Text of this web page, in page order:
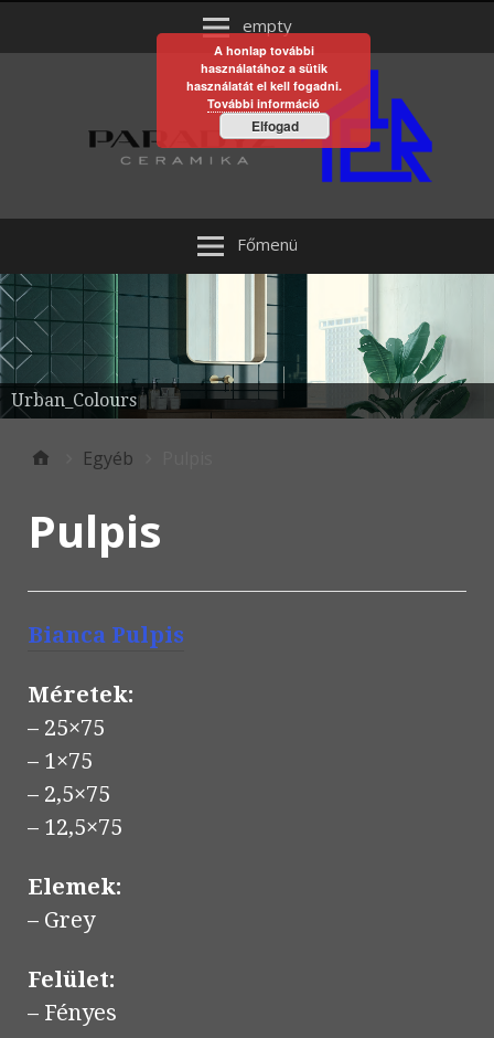
empty
Főmenü
Urban_Colours
Egyéb
Pulpis
Bianca Pulpis
Méretek:
– 25×75
– 1×75
– 2,5×75
– 12,5×75
Elemek:
– Grey
Felület:
– Fényes
A honlap további
használatához a sütik
használatát el kell fogadni.
További információ
Elfogad